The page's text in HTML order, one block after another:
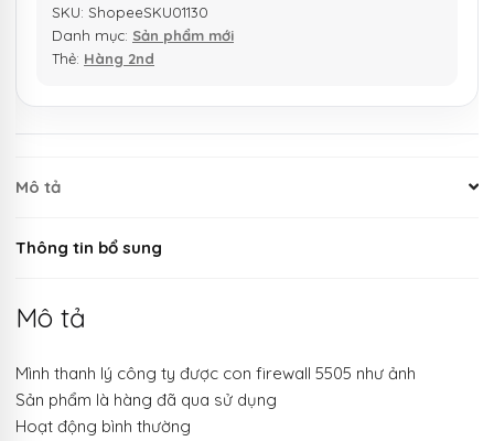
SKU: ShopeeSKU01130
Danh mục: Sản phẩm mới
Thẻ: Hàng 2nd
Mô tả
Thông tin bổ sung
Mô tả
Mình thanh lý công ty được con firewall 5505 như ảnh
Sản phẩm là hàng đã qua sử dụng
Hoạt động bình thường